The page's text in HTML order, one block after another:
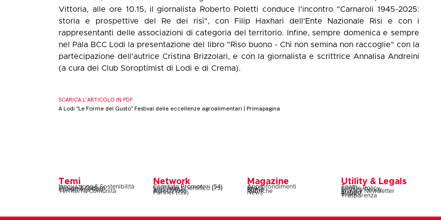
Vittoria, alle ore 10.15, il giornalista Roberto Poletti conduce l'incontro "Carnaroli 1945-2025:
storia e prospettive del Re dei risi", con Filip Haxhari dell'Ente Nazionale Risi e con i
rappresentanti delle associazioni di categoria del territorio. Infine, sempre domenica e sempre
nel Pala BCC Lodi la presentazione del libro "Riso buono - Chi non semina non raccoglie" con la
partecipazione dell'autrice Cristina Brizzolari, e con la giornalista e scrittrice Annalisa Andreini
(a cura dei Club Soroptimist di Lodi e di Crema).
SCARICA L’ARTICOLO IN PDF
A Lodi "Le Forme del Gusto" Festival delle eccellenze agroalimentari | Primapagina
Temi
Innovazione & Sostenibilità
Design & Cultura
Coesione & Reti
Territori & Comunità
Network
Comitato Promotori (54)
Comitato Scientifico (73)
Soci (160)
Autori (106)
Partner (139)
Magazine
Approfondimenti
Snack
Storie
Rubriche
News
Utility & Legals
Team
Cookie Policy
Privacy Policy
Privacy Newsletter
Statuto
Bilanci
Trasparenza